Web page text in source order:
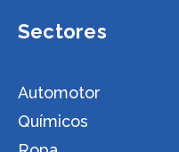
Sectores
Automotor
Químicos